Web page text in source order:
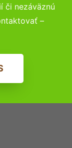
či nezáväznú
–